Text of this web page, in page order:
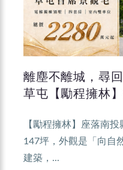
離塵不離城，尋
草屯【勵程擁林
【勵程擁林】座落南
147坪，外觀是「向自
建築，...